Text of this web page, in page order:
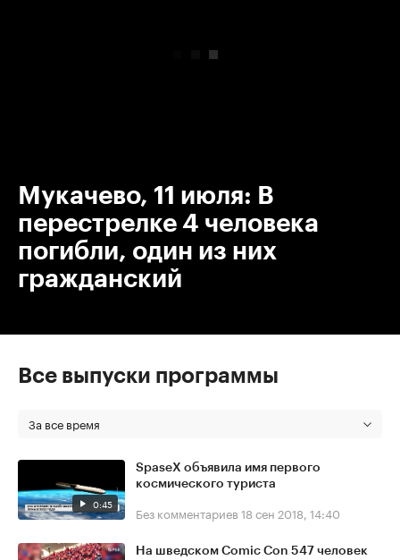
Мукачево, 11 июля: В
перестрелке 4 человека
погибли, один из них
гражданский
Все выпуски программы
За все время
0:45
SpaseX объявила имя первого
космического туриста
Без комментариев 18 сен 2018, 14:40
На шведском Comic Con 547 человек